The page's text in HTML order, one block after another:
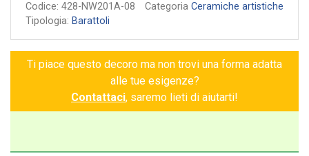
Codice: 428-NW201A-08 Categoria Ceramiche artistiche
Tipologia: Barattoli
Ti piace questo decoro ma non trovi una forma adatta
alle tue esigenze?
Contattaci, saremo lieti di aiutarti!